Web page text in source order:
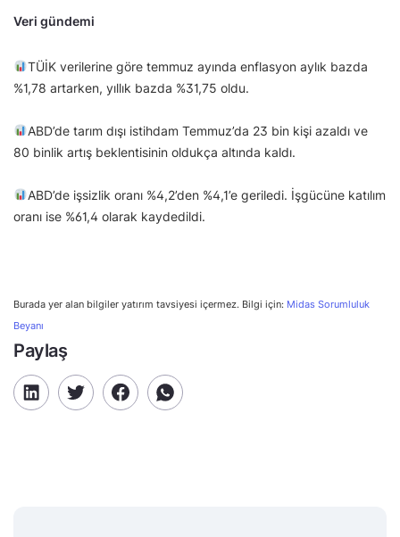
Veri gündemi
TÜİK verilerine göre temmuz ayında enflasyon aylık bazda
%1,78 artarken, yıllık bazda %31,75 oldu.
ABD’de tarım dışı istihdam Temmuz’da 23 bin kişi azaldı ve
80 binlik artış beklentisinin oldukça altında kaldı.
ABD’de işsizlik oranı %4,2’den %4,1’e geriledi. İşgücüne katılım
oranı ise %61,4 olarak kaydedildi.
Burada yer alan bilgiler yatırım tavsiyesi içermez. Bilgi için: Midas Sorumluluk
Beyanı
Paylaş